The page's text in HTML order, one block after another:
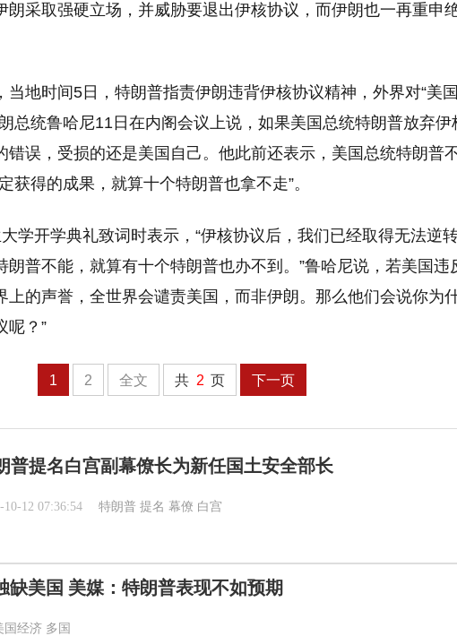
朗采取强硬立场，并威胁要退出伊核协议，而伊朗也一再重申
当地时间5日，特朗普指责伊朗违背伊核协议精神，外界对“美
总统鲁哈尼11日在内阁会议上说，如果美国总统特朗普放弃伊
错误，受损的还是美国自己。他此前还表示，美国总统特朗普
获得的成果，就算十个特朗普也拿不走”。
学开学典礼致词时表示，“伊核协议后，我们已经取得无法逆
朗普不能，就算有十个特朗普也办不到。”鲁哈尼说，若美国违
上的声誉，全世界会谴责美国，而非伊朗。那么他们会说你为
呢？”
1 2 全文 共 2 页 下一页
普提名白宫副幕僚长为新任国土安全部长
10-12 07:36:54 特朗普 提名 幕僚 白宫
美国 美媒：特朗普表现不如预期
国经济 多国